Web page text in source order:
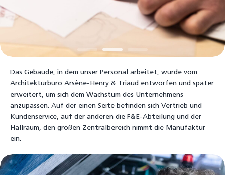
Das Gebäude, in dem unser Personal arbeitet, wurde vom
Architekturbüro Arsène-Henry & Triaud entworfen und später
erweitert, um sich dem Wachstum des Unternehmens
anzupassen. Auf der einen Seite befinden sich Vertrieb und
Kundenservice, auf der anderen die F&E-Abteilung und der
Hallraum, den großen Zentralbereich nimmt die Manufaktur
ein.